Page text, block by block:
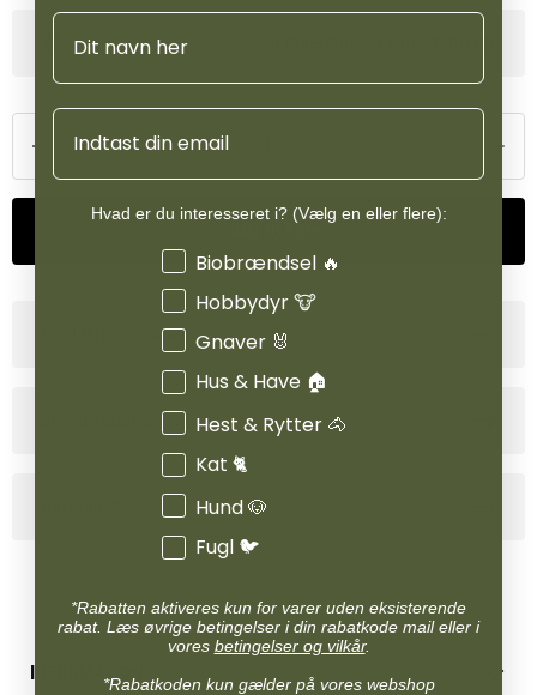
næringsmæssige behov hos voksne små hunde. Den glutenfri
opskrift med letfordøjelig kylling kombineret med præbiotika og
antioxidanter fremmer en sund fordøjelse og styrker
immunforsvaret. Et øget niveau af C-vitamin bidrager yderligere
til kroppens naturlige modstandskraft.
smagsforstærkere, farvestoffer og konserveringsmidler.
Tilføj til kurv
Produktinformation
INFORMATION
Navn
Email
Hvad er du interesseret i? (Vælg en eller flere):
Interesser
Biobrændsel 🔥
Hobbydyr 🐮
Gnaver 🐰
Hus & Have 🏠
Hest & Rytter 🐴
Kat 🐈
Hund 🐶
Fugl 🐦
*Rabatten aktiveres kun for varer uden eksisterende
rabat. Læs øvrige betingelser i din rabatkode mail eller i
vores betingelser og vilkår.
*Rabatkoden kun gælder på vores webshop